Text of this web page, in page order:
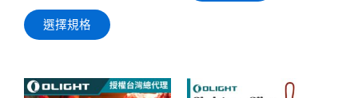
選擇規格
選
此